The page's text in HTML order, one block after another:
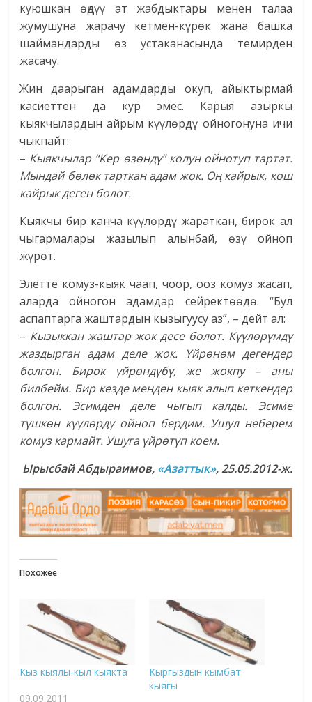
куюшкан өңдүү ат жабдыктары менен талаа
жумушуна жарачу кетмен-күрөк жана башка
шаймандарды өз устаканасында темирден
жасачу.
Жин даарыган адамдарды окуп, айыктырмай
касиеттен да кур эмес. Карыя азыркы
кыякчылардын айрым күүлөрдү ойногонуна ичи
чыкпайт:
– Кыякчылар “Кер өзөндү” колун ойнотуп тартат.
Мындай бөлөк тарткан адам жок. Оң кайрык, кош
кайрык деген болот.
Кыякчы бир канча күүлөрдү жараткан, бирок ал
чыгармалары жазылып алынбай, өзү ойноп
жүрөт.
Элетте комуз-кыяк чаап, чоор, ооз комуз жасап,
аларда ойногон адамдар сейректөөдө. “Бул
аспаптарга жаштардын кызыгуусу аз”, – дейт ал:
– Кызыккан жаштар жок десе болот. Күүлөрүмдү
жаздырган адам деле жок. Үйрөнөм дегендер
болгон. Бирок үйрөндүбү, же жокпу – аны
билбейм. Бир кезде менден кыяк алып кеткендер
болгон. Эсимден деле чыгып калды. Эсиме
түшкөн күүлөрдү ойноп бердим. Ушул неберем
комуз кармайт. Ушуга үйрөтүп коем.
Ырысбай Абдыраимов, «Азаттык», 25.05.2012-ж.
Похожее
Кыз кыялы-кыл кыякта
09.09.2011
Кыргыздын кымбат
кыягы